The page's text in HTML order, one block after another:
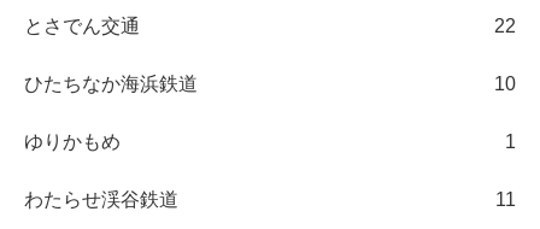
とさでん交通 22
ひたちなか海浜鉄道 10
ゆりかもめ 1
わたらせ渓谷鉄道 11